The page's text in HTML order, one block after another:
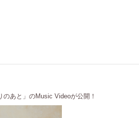
あと」のMusic Videoが公開！